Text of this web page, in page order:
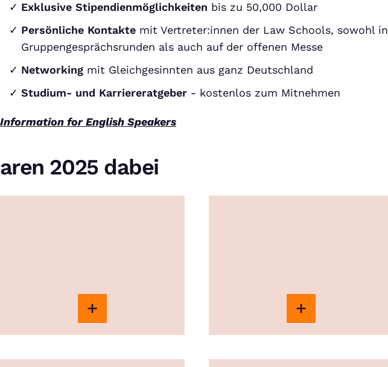
Exklusive Stipendienmöglichkeiten bis zu 50,000 Dollar
Persönliche Kontakte mit Vertreter:innen der Law Schools, sowohl in
Gruppengesprächsrunden als auch auf der offenen Messe
Networking mit Gleichgesinnten aus ganz Deutschland
Studium- und Karriereratgeber - kostenlos zum Mitnehmen
Information for English Speakers
2025 dabei